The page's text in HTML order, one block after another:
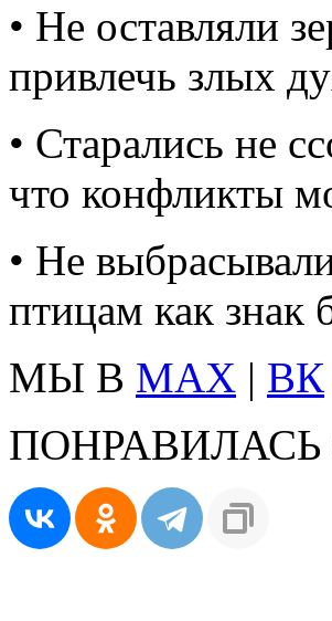
• Не оставляли
привлечь злых
• Старались не
что конфликты
• Не
птицам как знак
МЫ В MAX | ВК
ПОНРАВИЛАСЬ